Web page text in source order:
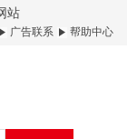
站
广告联系 帮助中心